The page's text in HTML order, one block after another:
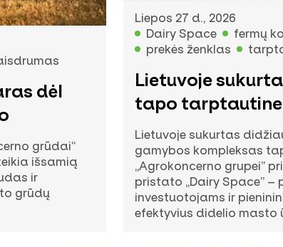
dėl
grūdai“
išsamią
ir
grūdų
Liepos 27 d., 2026
Dairy Space
fermų
prekės ženklas
Lietuvoje
tapo tarptautine
Lietuvoje sukurtas
gamybos kompleksas
„Agrokoncerno grupei”
pristato „Dairy Space”
investuotojams ir
efektyvius didelio masto